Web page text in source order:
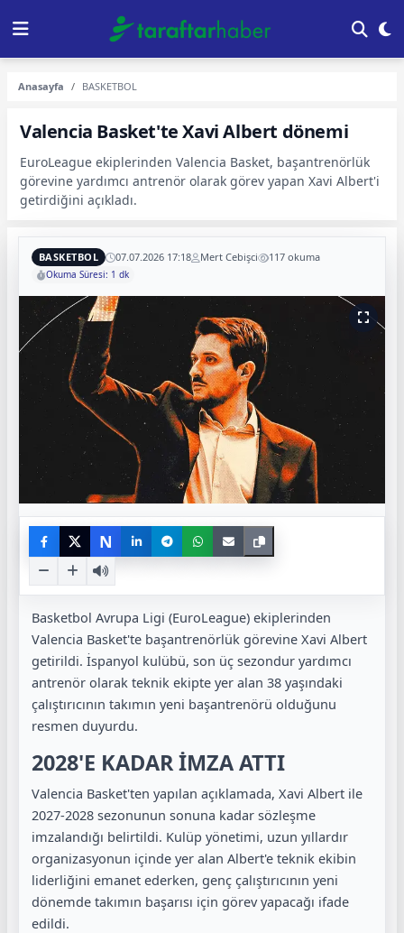
Anasayfa BASKETBOL
Valencia Basket'te Xavi Albert dönemi
EuroLeague ekiplerinden Valencia Basket, başantrenörlük
görevine yardımcı antrenör olarak görev yapan Xavi Albert'i
getirdiğini açıkladı.
BASKETBOL 07.07.2026 17:18 Mert Cebişci 117 okuma
Okuma Süresi: 1 dk
N
Basketbol Avrupa Ligi (EuroLeague) ekiplerinden
Valencia Basket'te başantrenörlük görevine Xavi Albert
getirildi. İspanyol kulübü, son üç sezondur yardımcı
antrenör olarak teknik ekipte yer alan 38 yaşındaki
çalıştırıcının takımın yeni başantrenörü olduğunu
resmen duyurdu.
2028'E KADAR İMZA ATTI
Valencia Basket'ten yapılan açıklamada, Xavi Albert ile
2027-2028 sezonunun sonuna kadar sözleşme
imzalandığı belirtildi. Kulüp yönetimi, uzun yıllardır
organizasyonun içinde yer alan Albert'e teknik ekibin
liderliğini emanet ederken, genç çalıştırıcının yeni
dönemde takımın başarısı için görev yapacağı ifade
edildi.